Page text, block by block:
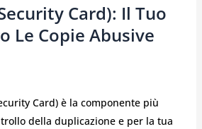
Card): Il Tuo
Le Copie Abusive
Card) è la componente più
della duplicazione e per la tua